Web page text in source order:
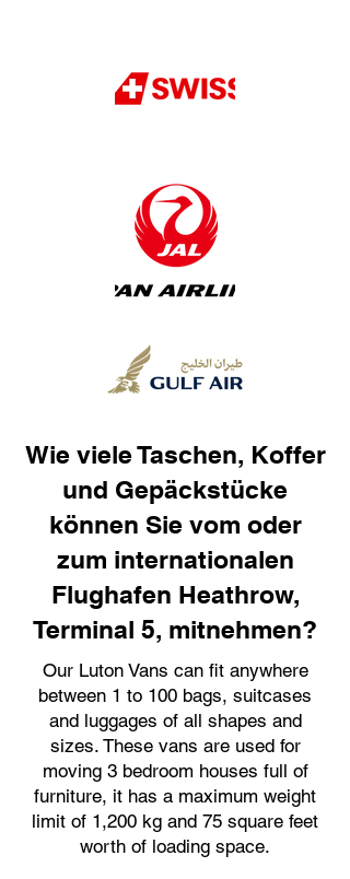
Wie viele Taschen, Koffer
und Gepäckstücke
können Sie vom oder
zum internationalen
Flughafen Heathrow,
Terminal 5, mitnehmen?
Our Luton Vans can fit anywhere
between 1 to 100 bags, suitcases
and luggages of all shapes and
sizes. These vans are used for
moving 3 bedroom houses full of
furniture, it has a maximum weight
limit of 1,200 kg and 75 square feet
worth of loading space.